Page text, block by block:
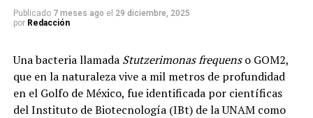
Publicado 7 meses ago el 29 diciembre, 2025
por Redacción
Una bacteria llamada Stutzerimonas frequenso GOM2,
que en la naturaleza vive a mil metros de profundidad
en el Golfo de México, fue identificada por científicas
del Instituto de Biotecnología (IBt) de la UNAM como